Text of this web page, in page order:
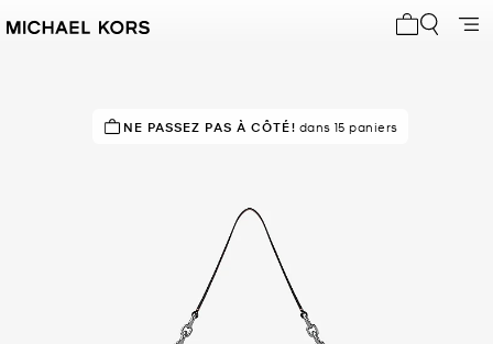
À SUCCÈS! Classé 5 étoiles par 82 % des clients
NE PASSEZ PAS À CÔTÉ! dans 15 paniers